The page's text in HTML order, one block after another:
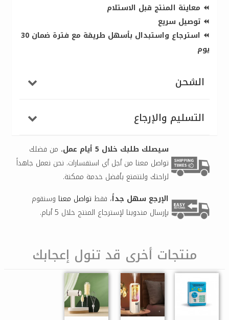
⏪ معاينة المنتج قبل الاستلام
⏪ توصيل سريع
⏪ استرجاع واستبدال بأسهل طريقة مع فترة ضمان 30
يوم
الشحن
التسليم والإرجاع
سيصلك طلبك خلال 5 أيام عمل.
من فضلك
تواصل معنا من أجل أي استفسارات. نحن نعمل جاهداً
لراحتك ولتتمتع بأفضل خدمة ممكنة.
الإرجع سهل جداً، فقط تواصل معنا وسنقوم
بإرسال مندوبنا لإسترجاع المنتج خلال 5 أيام.
منتجات أخرى قد تنول إعجابك